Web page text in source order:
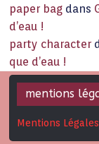
paper bag dans
d’eau !
party character
que d’eau !
mentions
Mentions Légales